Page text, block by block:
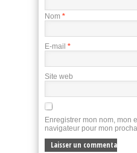
Nom *
E-mail *
Site web
Enregistrer mon nom, mon
navigateur pour mon